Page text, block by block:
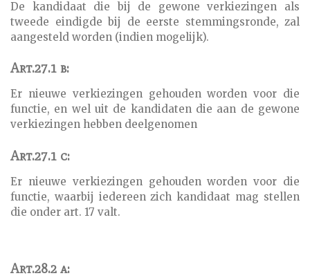
De kandidaat die bij de gewone verkiezingen als
tweede eindigde bij de eerste stemmingsronde, zal
aangesteld worden (indien mogelijk).
Art.27.1 b:
Er nieuwe verkiezingen gehouden worden voor die
functie, en wel uit de kandidaten die aan de gewone
verkiezingen hebben deelgenomen
Art.27.1 c:
Er nieuwe verkiezingen gehouden worden voor die
functie, waarbij iedereen zich kandidaat mag stellen
die onder art. 17 valt.
Art.28.2 a: